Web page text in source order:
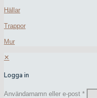
Hällar
Trappor
Mur
✕
Logga in
Användarnamn eller e-post *